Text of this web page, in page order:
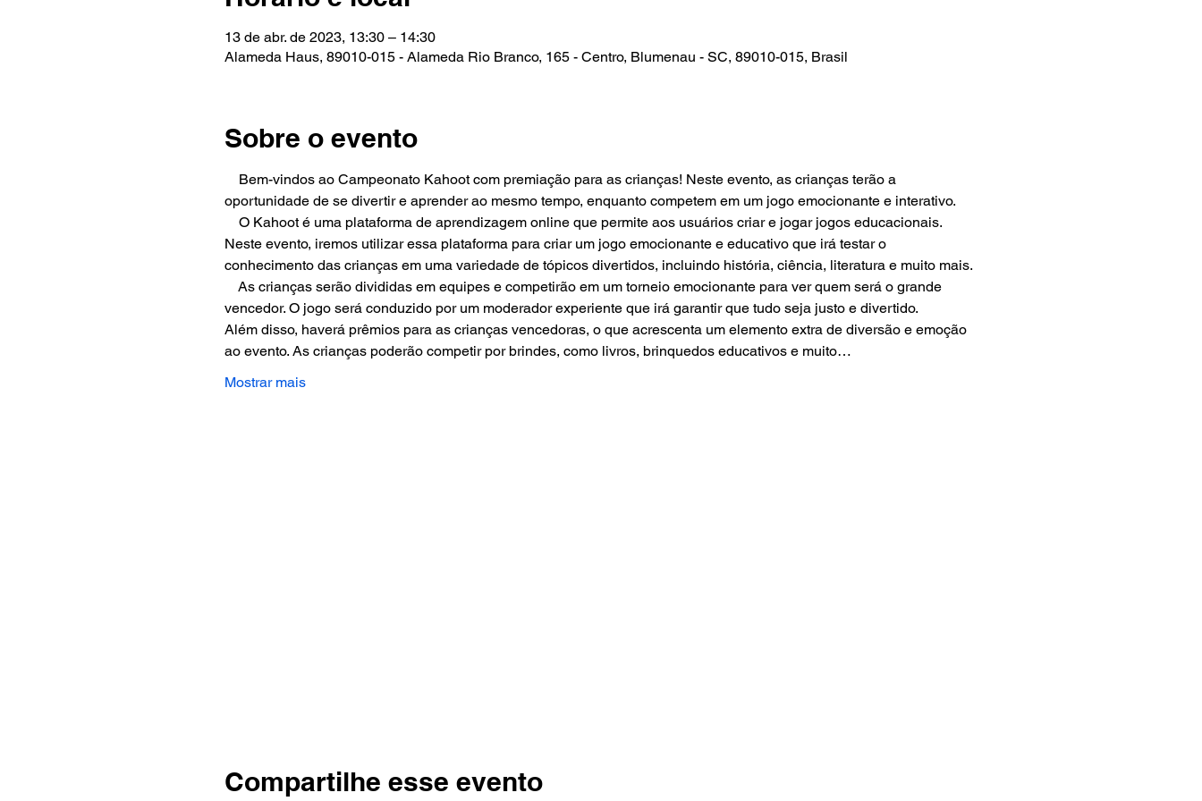
13 de abr. de 2023, 13:30 – 14:30
Alameda Haus, 89010-015 - Alameda Rio Branco, 165 - Centro, Blumenau - SC, 89010-015, Brasil
Sobre o evento
Bem-vindos ao Campeonato Kahoot com premiação para as crianças! Neste evento, as crianças terão a
oportunidade de se divertir e aprender ao mesmo tempo, enquanto competem em um jogo emocionante e interativo.
O Kahoot é uma plataforma de aprendizagem online que permite aos usuários criar e jogar jogos educacionais.
Neste evento, iremos utilizar essa plataforma para criar um jogo emocionante e educativo que irá testar o
conhecimento das crianças em uma variedade de tópicos divertidos, incluindo história, ciência, literatura e muito mais.
As crianças serão divididas em equipes e competirão em um torneio emocionante para ver quem será o grande
vencedor. O jogo será conduzido por um moderador experiente que irá garantir que tudo seja justo e divertido.
Além disso, haverá prêmios para as crianças vencedoras, o que acrescenta um elemento extra de diversão e emoção
ao evento. As crianças poderão competir por brindes, como livros, brinquedos educativos e muito…
Mostrar mais
Compartilhe esse evento